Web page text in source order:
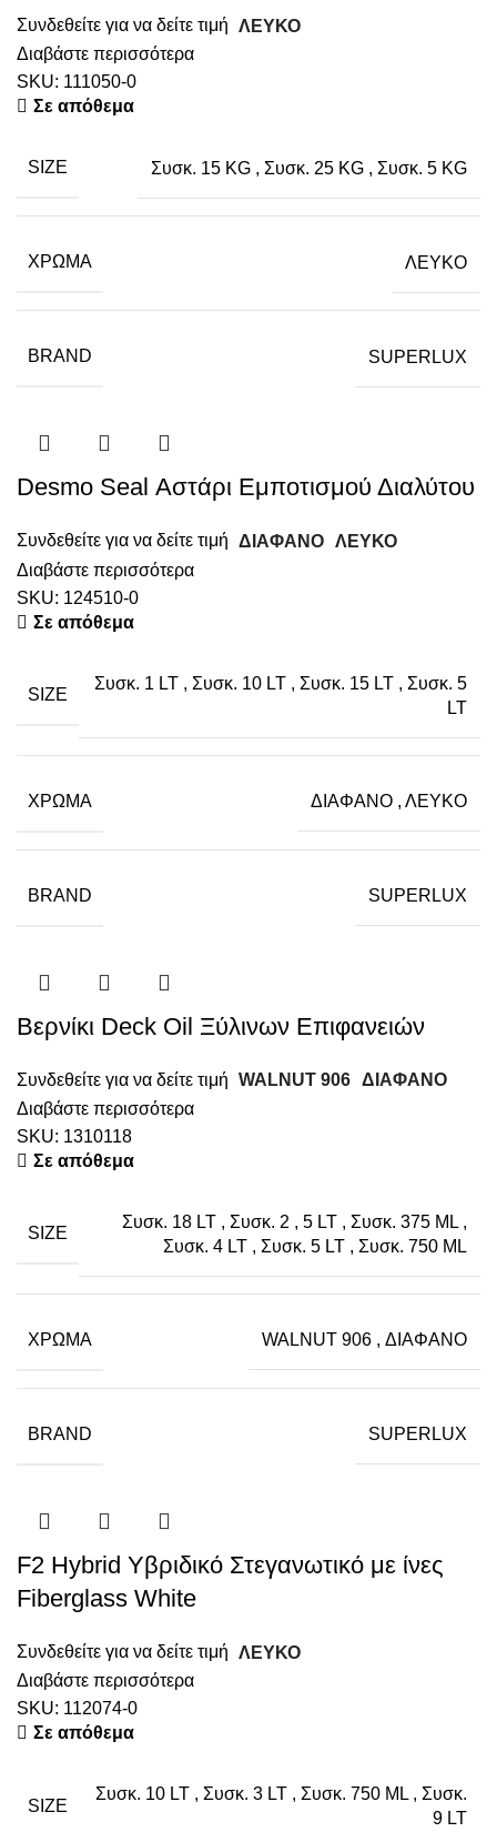
Συνδεθείτε για να δείτε τιμή ΛΕΥΚΟ
Διαβάστε περισσότερα
SKU: 111050-0
Σε απόθεμα
SIZE Συσκ. 15 KG , Συσκ. 25 KG , Συσκ. 5 KG
ΧΡΏΜΑ ΛΕΥΚΟ
BRAND SUPERLUX
Desmo Seal Αστάρι Εμποτισμού Διαλύτου
Συνδεθείτε για να δείτε τιμή ΔΙΑΦΑΝΟ ΛΕΥΚΟ
Διαβάστε περισσότερα
SKU: 124510-0
Σε απόθεμα
SIZE
Συσκ. 1 LT , Συσκ. 10 LT , Συσκ. 15 LT , Συσκ. 5
LT
ΧΡΏΜΑ ΔΙΑΦΑΝΟ , ΛΕΥΚΟ
BRAND SUPERLUX
Βερνίκι Deck Oil Ξύλινων Επιφανειών
Συνδεθείτε για να δείτε τιμή WALNUT 906 ΔΙΑΦΑΝΟ
Διαβάστε περισσότερα
SKU: 1310118
Σε απόθεμα
SIZE
Συσκ. 18 LT , Συσκ. 2 , 5 LT , Συσκ. 375 ML ,
Συσκ. 4 LT , Συσκ. 5 LT , Συσκ. 750 ML
ΧΡΏΜΑ WALNUT 906 , ΔΙΑΦΑΝΟ
BRAND SUPERLUX
F2 Hybrid Υβριδικό Στεγανωτικό με ίνες
Fiberglass White
Συνδεθείτε για να δείτε τιμή ΛΕΥΚΟ
Διαβάστε περισσότερα
SKU: 112074-0
Σε απόθεμα
SIZE
Συσκ. 10 LT , Συσκ. 3 LT , Συσκ. 750 ML , Συσκ.
9 LT